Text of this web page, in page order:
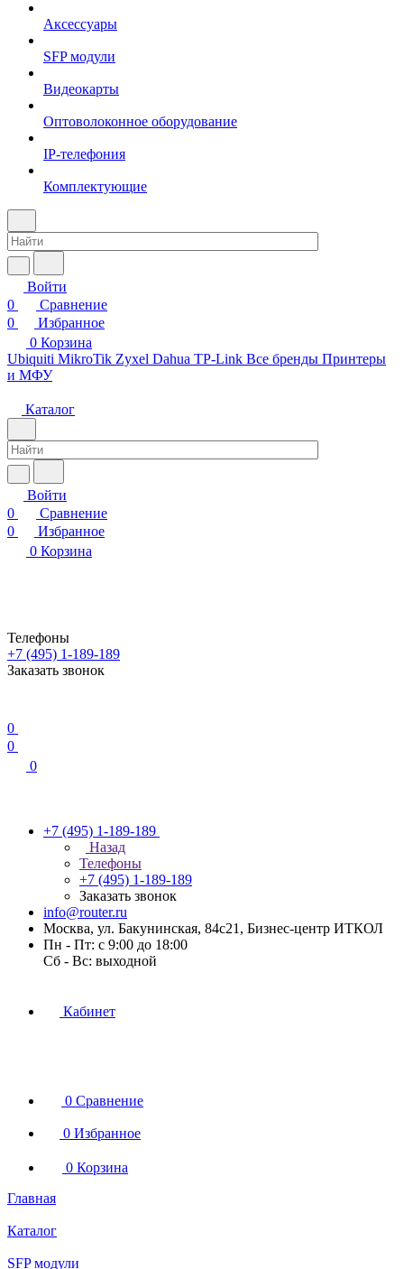
Аксессуары
SFP модули
Видеокарты
Оптоволоконное оборудование
IP-телефония
Комплектующие
Войти
0
Сравнение
0
Избранное
0 Корзина
Ubiquiti MikroTik Zyxel Dahua TP-Link Все бренды Принтеры
и МФУ
Каталог
Войти
0
Сравнение
0
Избранное
0 Корзина
Телефоны
+7 (495) 1-189-189
Заказать звонок
0
0
0
+7 (495) 1-189-189
Назад
Телефоны
+7 (495) 1-189-189
Заказать звонок
info@router.ru
Москва, ул. Бакунинская, 84с21, Бизнес-центр ИТКОЛ
Пн - Пт: с 9:00 до 18:00
Cб - Вс: выходной
Кабинет
0 Сравнение
0 Избранное
0 Корзина
Главная
Каталог
SFP модули